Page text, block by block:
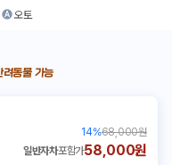
오토
려동물 가능
14%68,000원
일반자차포함가58,000원